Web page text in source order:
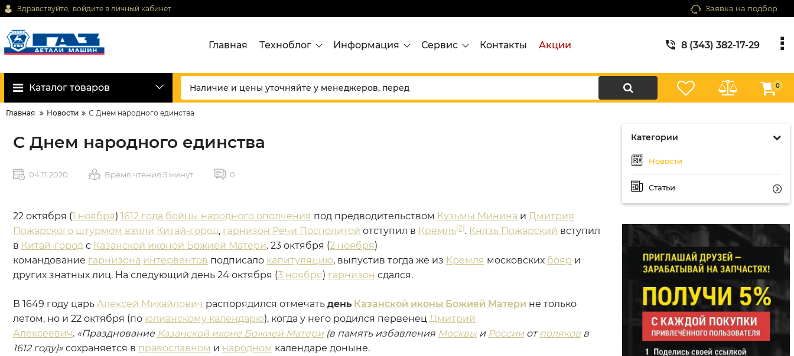
Здравствуйте, войдите в личный кабинет Заявка на подбор
Главная Техноблог Информация Сервис Контакты Акции 8 (343) 382-17-29
Каталог товаров 0
Главная Новости С Днем народного единства
Категории
Новости
Статьи
С Днем народного единства
04.11.2020 Время чтения 5 минут 0
22 октября (1 ноября) 1612 года бойцы народного ополчения под предводительством Кузьмы Минина и Дмитрия
Пожарского штурмом взяли Китай-город, гарнизон Речи Посполитой отступил в Кремль[2] . Князь Пожарский вступил
в Китай-город с Казанской иконой Божией Матери. 23 октября (2 ноября)
командование гарнизона интервентов подписало капитуляцию, выпустив тогда же из Кремля московских бояр и
других знатных лиц. На следующий день 24 октября (3 ноября) гарнизон сдался.
В 1649 году царь Алексей Михайлович распорядился отмечать день Казанской иконы Божией Матери не только
летом, но и 22 октября (по юлианскому календарю), когда у него родился первенец Дмитрий
Алексеевич. «Празднование Казанской иконе Божией Матери(в память избавления Москвы и Россииотполяков в
1612 году)» сохраняется в православном и народном календаре доныне.